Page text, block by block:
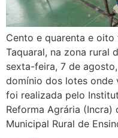
Cento e quarenta e
Taquaral, na zona rural
sexta-feira, 7 de
domínio dos lotes onde
foi realizada pelo
Reforma Agrária (Incra)
Municipal Rural de